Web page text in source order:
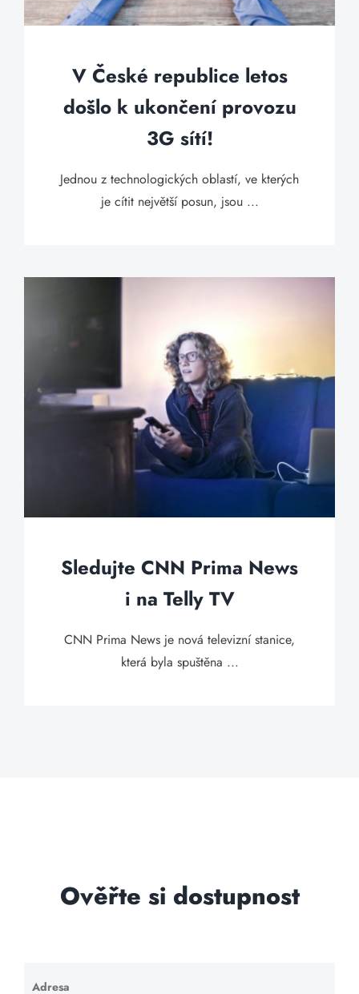
V České republice letos
došlo k ukončení provozu
3G sítí!
Jednou z technologických oblastí, ve kterých
je cítit největší posun, jsou ...
Sledujte CNN Prima News
i na Telly TV
CNN Prima News je nová televizní stanice,
která byla spuštěna ...
Ověřte si dostupnost
Adresa